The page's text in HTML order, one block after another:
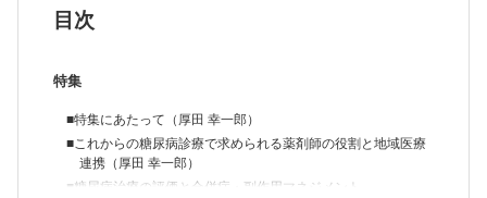
BMs-Podの基本的な扱い方：ベイズ推定の活用方法
～タクロリムスの静脈内持続投与と薬物相互作用～（尾田 一貴）
褥瘡が発生！ 薬が原因？－③
■薬剤師にもできる! 将来幸せに働くための投資講座 第4回
徳）
目次
特集
■特集にあたって（厚田 幸一郎）
■これからの糖尿病診療で求められる薬剤師の役割と地域医療
連携（厚田 幸一郎）
■糖尿病治療の評価と合併症・副作用マネジメント